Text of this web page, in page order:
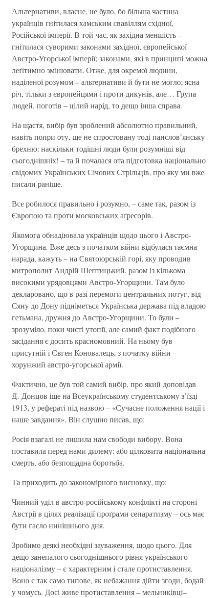
Альтернативи, власне, не було, бо більша частина
українців гнітилася хамським свавіллям східної,
Російської імперії. В той час, як західна меншість –
гнітилася суворими законами західної, європейської
Австро-Угорської імперії; законами, які в принципі можна
леґітимно змінювати. Отже, для окремої людини,
наділеної розумом – альтернативи й бути не могло; ясна
річ, тільки з європейцями і проти дикунів, але… Група
людей, поготів – цілий нарід, то дещо інша справа.
На щастя, вибір був зроблений абсолютно правильний,
навіть попри оту, ще не спростовану тоді панслов’янську
брехню: наскільки тодішні люди були розумніші від
сьогоднішніх! – та й почалася ота підготовка національно
свідомих Українських Січових Стрільців, про яку ми вже
писали раніше.
Все робилося правильно і розумно, – саме так, разом із
Європою та проти московських аґресорів.
Якомога обнадіювала українців щодо цього і Австро-
Угорщина. Вже десь з початком війни відбулася таємна
нарада, кажуть – на Святоюрській горі, яку проводив
митрополит Андрій Шептицький, разом із кількома
високими урядовцями Австро-Угорщини. Там було
декларовано, що в разі перемоги центральних потуг, від
Сяну до Дону підніметься Українська держава під владою
гетьмана, дружня до Австро-Угорщини. То були –
зрозуміло, поки чисті утопії, але самий факт подібного
засідання є досить красномовний. На ньому був
присутній і Євген Коновалець, з початку війни –
хорунжий австро-угорської армії.
Фактично, це був той самий вибір, про який доповідав
Д. Донцов іще на Всеукраїнському студентському з’їзді
1913, у рефераті під назвою – «Сучасне положення нації і
наше завдання». Він слушно писав, що:
Росія взагалі не лишила нам свободи вибору. Вона
поставила перед нами дилему: або цілковита національна
смерть, або безпощадна боротьба.
Та приходить до закономірного висновку, що:
Чинний уділ в австро-російському конфлікті на стороні
Австрії в цілях реалізації проґрами сепаратизму – ось має
бути гасло нинішнього дня.
Зробимо деякі необхідні зауваження, щодо цього. Для
дещо занепалого сьогоднішнього рівня українського
націоналізму – є характерним і стале протиставлення.
Воно є так само типове, як небажання дійти згоди, бодай
у чомусь. Досі живе протиставлення – мельниківці–